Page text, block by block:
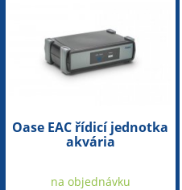
Oase EAC řídicí jednotka
akvária
na objednávku